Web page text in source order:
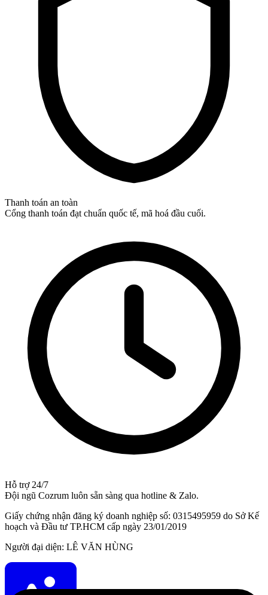
Thanh toán an toàn
Cổng thanh toán đạt chuẩn quốc tế, mã hoá đầu cuối.
Hỗ trợ 24/7
Đội ngũ Cozrum luôn sẵn sàng qua hotline & Zalo.
Giấy chứng nhận đăng ký doanh nghiệp số: 0315495959 do Sở Kế
hoạch và Đầu tư TP.HCM cấp ngày 23/01/2019
Người đại diện: LÊ VĂN HÙNG